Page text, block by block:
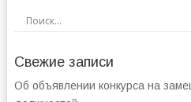
Свежие записи
Об объявлении конкурса на